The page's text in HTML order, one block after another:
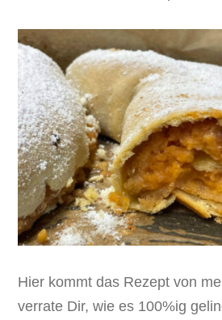
Hier kommt das Rezept von
verrate Dir, wie es 100%ig